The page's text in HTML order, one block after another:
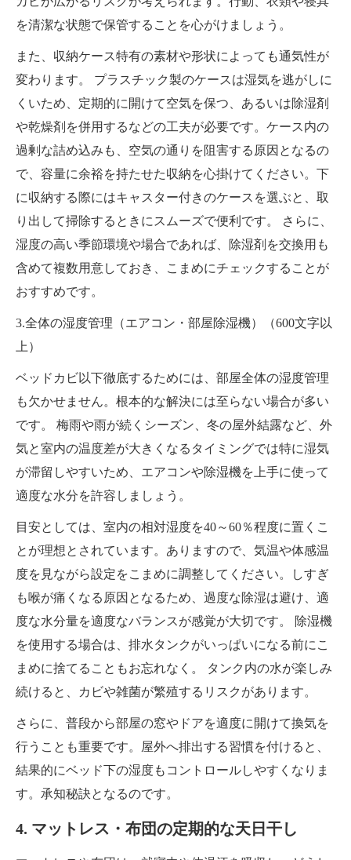
を清潔な状態で保管することを心がけましょう。
また、収納ケース特有の素材や形状によっても通気性が
変わります。 プラスチック製のケースは湿気を逃がしに
くいため、定期的に開けて空気を保つ、あるいは除湿剤
や乾燥剤を併用するなどの工夫が必要です。ケース内の
過剰な詰め込みも、空気の通りを阻害する原因となるの
で、容量に余裕を持たせた収納を心掛けてください。下
に収納する際にはキャスター付きのケースを選ぶと、取
り出して掃除するときにスムーズで便利です。 さらに、
湿度の高い季節環境や場合であれば、除湿剤を交換用も
含めて複数用意しておき、こまめにチェックすることが
おすすめです。
3.全体の湿度管理（エアコン・部屋除湿機）（600文字以
上）
ベッドカビ以下徹底するためには、部屋全体の湿度管理
も欠かせません。根本的な解決には至らない場合が多い
です。 梅雨や雨が続くシーズン、冬の屋外結露など、外
気と室内の温度差が大きくなるタイミングでは特に湿気
が滞留しやすいため、エアコンや除湿機を上手に使って
適度な水分を許容しましょう。
目安としては、室内の相対湿度を40～60％程度に置くこ
とが理想とされています。ありますので、気温や体感温
度を見ながら設定をこまめに調整してください。しすぎ
も喉が痛くなる原因となるため、過度な除湿は避け、適
度な水分量を適度なバランスが感覚が大切です。 除湿機
を使用する場合は、排水タンクがいっぱいになる前にこ
まめに捨てることもお忘れなく。 タンク内の水が楽しみ
続けると、カビや雑菌が繁殖するリスクがあります。
さらに、普段から部屋の窓やドアを適度に開けて換気を
行うことも重要です。屋外へ排出する習慣を付けると、
結果的にベッド下の湿度もコントロールしやすくなりま
す。承知秘訣となるのです。
4. マットレス・布団の定期的な天日干し